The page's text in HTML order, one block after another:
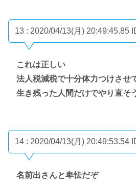
13 : 2020/04/13(月) 20:49:45.85
これは正しい
法人税減税で十分体力つけさせ
生き残った人間だけでやり直そ
14 : 2020/04/13(月) 20:49:53.54
名前出さんと卑怯だぞ